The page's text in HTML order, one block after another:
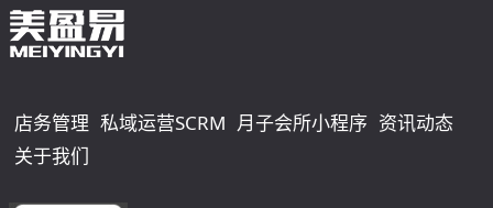
店务管理 私域运营SCRM 月子会所小程序 资讯动态
关于我们